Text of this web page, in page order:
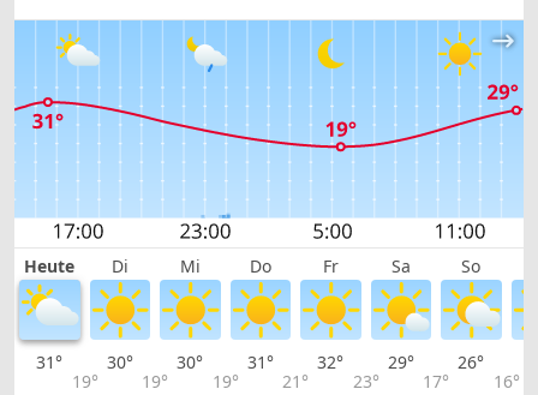
Heute Di Mi Do Fr Sa So
31°
19°
30°
19°
30°
19°
31°
21°
32°
23°
29°
17°
26°
16°